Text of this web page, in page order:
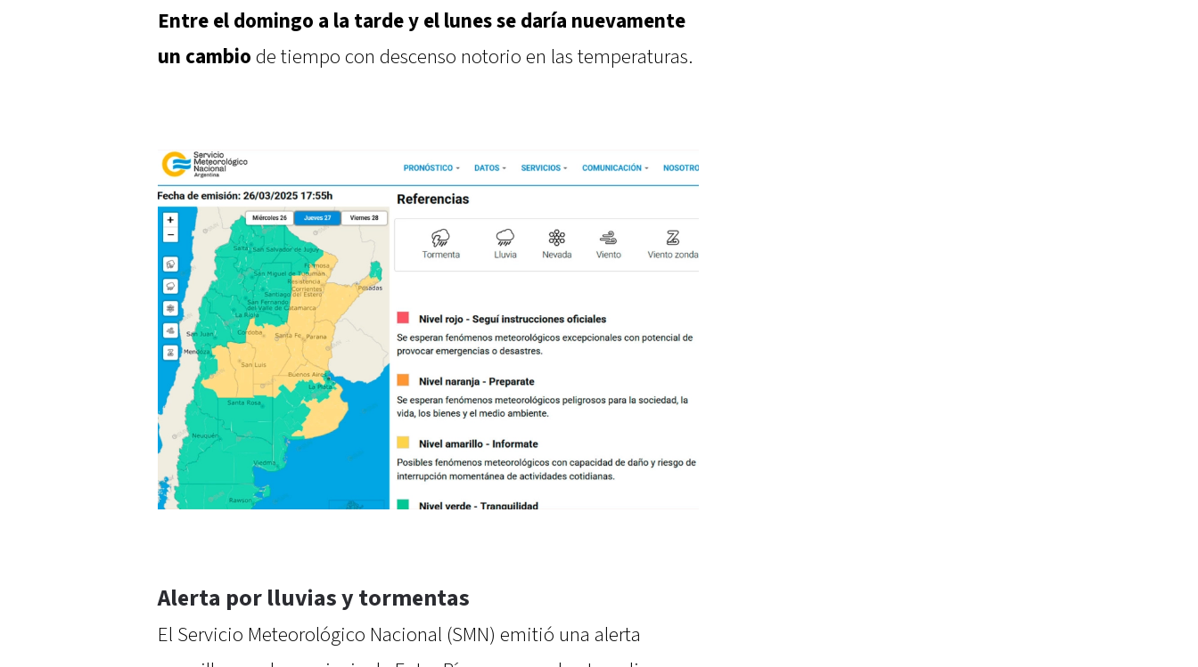
Entre el domingo a la tarde y el lunes se daría nuevamente
un cambio de tiempo con descenso notorio en las temperaturas.
Alerta por lluvias y tormentas
El Servicio Meteorológico Nacional (SMN) emitió una alerta